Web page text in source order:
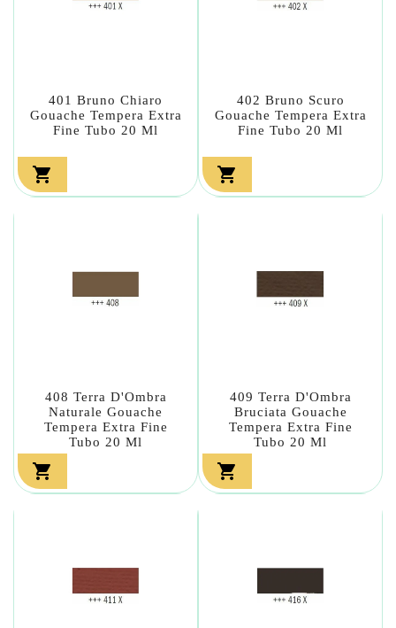
401 Bruno Chiaro
Gouache Tempera Extra
Fine Tubo 20 Ml

402 Bruno Scuro
Gouache Tempera Extra
Fine Tubo 20 Ml

408 Terra D'Ombra
Naturale Gouache
Tempera Extra Fine
Tubo 20 Ml

409 Terra D'Ombra
Bruciata Gouache
Tempera Extra Fine
Tubo 20 Ml
